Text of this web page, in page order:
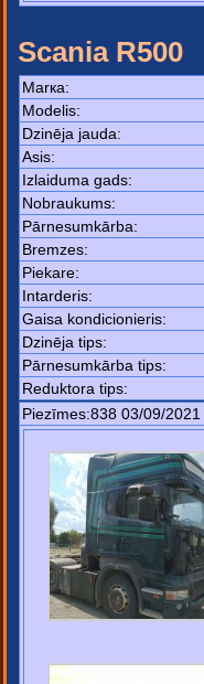
Scania R500
Маrка:
Моdelis:
Dzinēja jauda:
Asis:
Izlaiduma gads:
Nobraukums:
Pārnesumkārba:
Bremzes:
Piekare:
Intarderis:
Gaisa kondicionieris:
Dzinēja tips:
Pārnesumkārba tips:
Reduktora tips:
Piezīmes:838 03/09/2021